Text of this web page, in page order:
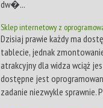
dw�...
Sklep internetowy z
Dzisiaj prawie każdy ma
tablecie, jednak
atrakcyjny dla widza wciąż
dostępne jest
zadanie niezwykle sprawnie.